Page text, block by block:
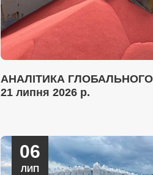
АНАЛІТИКА ГЛОБАЛЬНОГО
21 липня 2026 р.
06
ЛИП